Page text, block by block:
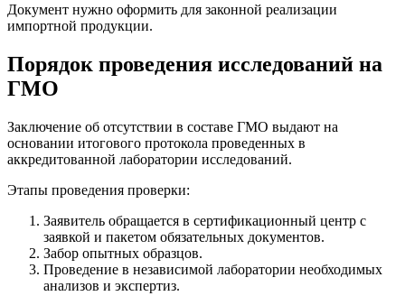
Документ нужно оформить для законной реализации
импортной продукции.
Порядок проведения исследований на
ГМО
Заключение об отсутствии в составе ГМО выдают на
основании итогового протокола проведенных в
аккредитованной лаборатории исследований.
Этапы проведения проверки:
Заявитель обращается в сертификационный центр с
заявкой и пакетом обязательных документов.
Забор опытных образцов.
Проведение в независимой лаборатории необходимых
анализов и экспертиз.